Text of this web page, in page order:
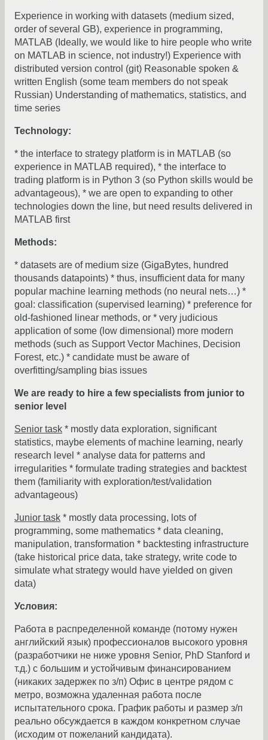
Experience in working with datasets (medium sized,
order of several GB), experience in programming,
MATLAB (Ideally, we would like to hire people who write
on MATLAB in science, not industry!) Experience with
distributed version control (git) Reasonable spoken &
written English (some team members do not speak
Russian) Understanding of mathematics, statistics, and
time series
Technology:
* the interface to strategy platform is in MATLAB (so
experience in MATLAB required), * the interface to
trading platform is in Python 3 (so Python skills would be
advantageous), * we are open to expanding to other
technologies down the line, but need results delivered in
MATLAB first
Methods:
* datasets are of medium size (GigaBytes, hundred
thousands datapoints) * thus, insufficient data for many
popular machine learning methods (no neural nets…) *
goal: classification (supervised learning) * preference for
old-fashioned linear methods, or * very judicious
application of some (low dimensional) more modern
methods (such as Support Vector Machines, Decision
Forest, etc.) * candidate must be aware of
overfitting/sampling bias issues
We are ready to hire a few specialists from junior to
senior level
Senior task * mostly data exploration, significant
statistics, maybe elements of machine learning, nearly
research level * analyse data for patterns and
irregularities * formulate trading strategies and backtest
them (familiarity with exploration/test/validation
advantageous)
Junior task * mostly data processing, lots of
programming, some mathematics * data cleaning,
manipulation, transformation * backtesting infrastructure
(take historical price data, take strategy, write code to
simulate what strategy would have yielded on given
data)
Условия:
Работа в распределенной команде (потому нужен
английский язык) профессионалов высокого уровня
(разработчики не ниже уровня Senior, PhD Stanford и
т.д.) с большим и устойчивым финансированием
(никаких задержек по з/п) Офис в центре рядом с
метро, возможна удаленная работа после
испытательного срока. График работы и размер з/п
реально обсуждается в каждом конкретном случае
(исходим от пожеланий кандидата).